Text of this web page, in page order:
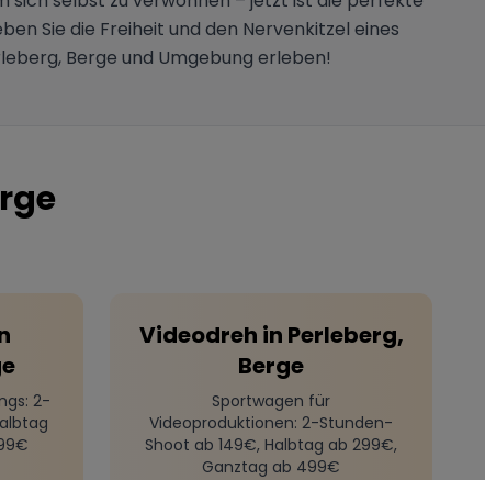
Sie die Freiheit und den Nervenkitzel eines
Berge und Umgebung erleben!
: 2-
Videodreh in Perleberg,
Berge
Sportwagen für
Videoproduktionen: 2-Stunden-
Shoot ab 149€, Halbtag ab 299€,
Ganztag ab 499€